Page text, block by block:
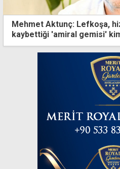
Mehmet Aktunç: Lefkoşa,
kaybettiği 'amiral gemisi'